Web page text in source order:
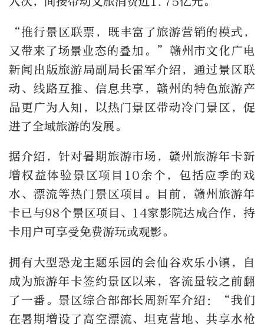
“推行景区联票，既丰富了旅游营销的模式，
又带来了场景业态的叠加。”赣州市文化广电
新闻出版旅游局副局长雷军介绍，通过景区联
动、线路互推、信息共享，赣州的特色旅游产
品更广为人知，以热门景区带动冷门景区，促
进了全域旅游的发展。
据介绍，针对暑期旅游市场，赣州旅游年卡新
增权益体验景区项目10余个，包括应季的戏
水、漂流等热门景区项目。目前，赣州旅游年
卡已与98个景区项目、14家影院达成合作，持
卡用户可享受免费游玩或观影。
拥有大型恐龙主题乐园的会仙谷欢乐小镇，自
成为旅游年卡签约景区以来，客流量较之前翻
了一番。景区综合部部长周新军介绍：“我们
在暑期增设了高空漂流、坦克营地、共享水枪